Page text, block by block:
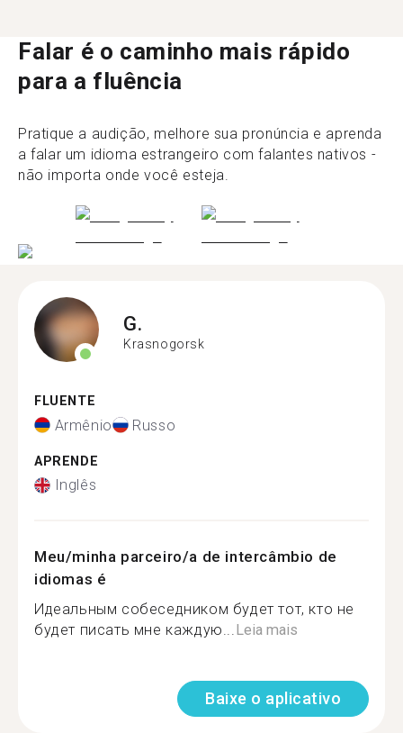
Falar é o caminho mais rápido
para a fluência
Pratique a audição, melhore sua pronúncia e aprenda
a falar um idioma estrangeiro com falantes nativos -
não importa onde você esteja.
G.
Krasnogorsk
FLUENTE
Armênio Russo
APRENDE
Inglês
Meu/minha parceiro/a de intercâmbio de
idiomas é
Идеальным собеседником будет тот, кто не
будет писать мне каждую...Leia mais
Baixe o aplicativo